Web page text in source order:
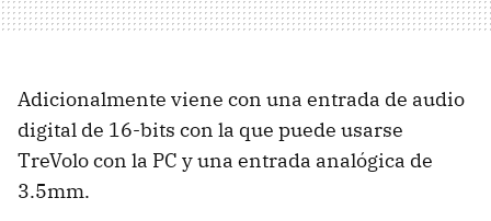
Adicionalmente viene con una entrada de audio
digital de 16-bits con la que puede usarse
TreVolo con la PC y una entrada analógica de
3.5mm.